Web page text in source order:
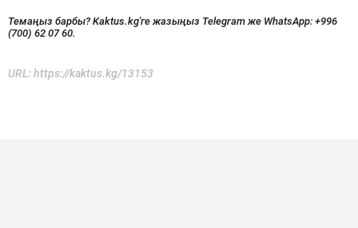
Темаңыз барбы? Kaktus.kg'ге жазыңыз Telegram же WhatsApp: +996
(700) 62 07 60.
URL: https://kaktus.kg/13153